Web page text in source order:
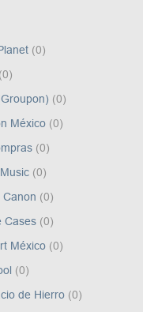
(0)
(0)
(0)
México (0)
(0)
(0)
Canon (0)
Cases (0)
México (0)
(0)
de Hierro (0)